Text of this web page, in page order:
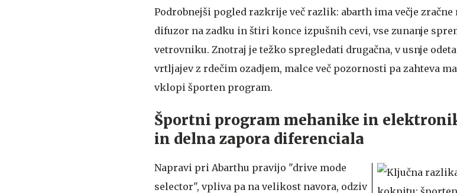
Podrobnejši pogled razkrije več razlik: abarth ima večje
difuzor na zadku in štiri konce izpušnih cevi, vse zunanje
vetrovniku. Znotraj je težko spregledati drugačna, v usnje
vrtljajev z rdečim ozadjem, malce več pozornosti pa zahteva
vklopi športen program.
Športni program mehanike in
in delna zapora diferenciala
Napravi pri Abarthu pravijo "drive mode
selector", vpliva pa na velikost navora, odziv